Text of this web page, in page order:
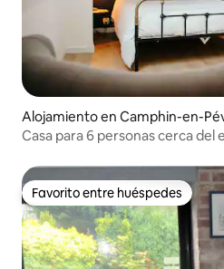
Alojamiento en Camphin-en-
Casa para 6 personas cerca del
Favorito entre huéspedes
Favorito entre huéspedes